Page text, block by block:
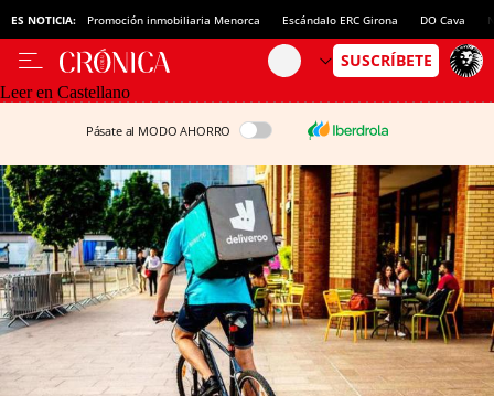
ES NOTICIA: Promoción inmobiliaria Menorca Escándalo ERC Girona DO Cava
Leer en Castellano
Pásate al MODO AHORRO